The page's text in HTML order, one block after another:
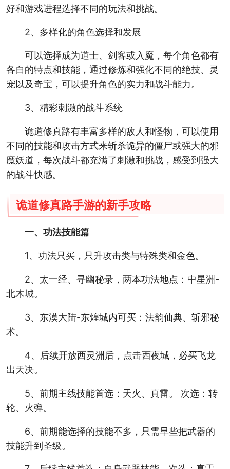
好和游戏进程选择不同的玩法和挑战。
2、多样化的角色选择和发展
可以选择成为道士、剑客或入魔，每个角色都有
各自的特点和技能，通过修炼和强化不同的绝技、灵
宠以及奇宝，可以提升角色的实力和战斗能力。
3、精彩刺激的战斗系统
诡道修真路有丰富多样的敌人和怪物，可以使用
不同的技能和攻击方式来斩杀诡异的僵尸或强大的邪
魔妖道，每次战斗都充满了刺激和挑战，感受到强大
的战斗快感。
诡道修真路手游的新手攻略
一、功法技能篇
1、功法只买，只升攻击类与特殊类和金色。
2、太一经、寻幽秘录，两本功法地点：中星洲-
北木城。
3、东漠大陆-东煌城内可买：法韵仙典、斩邪秘
术。
4、后续开放西灵洲后，点击西夜城，必买飞龙
出天决。
5、前期主线技能首选：天火、真雷。 次选：转
轮、火弹。
6、前期能选择的技能不多，只需早些把武器的
技能升到圣级。